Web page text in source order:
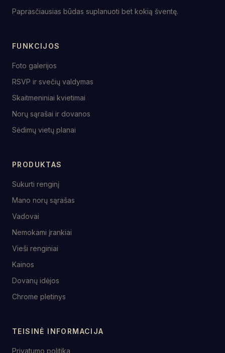
Paprasčiausias būdas suplanuoti bet kokią šventę.
FUNKCIJOS
Foto galerijos
RSVP ir svečių valdymas
Skaitmeniniai kvietimai
Norų sąrašai ir dovanos
Sėdimų vietų planai
PRODUKTAS
Sukurti renginį
Mano norų sąrašas
Vadovai
Nemokami įrankiai
Vieši renginiai
Kainos
Dovanų idėjos
Chrome pletinys
TEISINĖ INFORMACIJA
Privatumo politika